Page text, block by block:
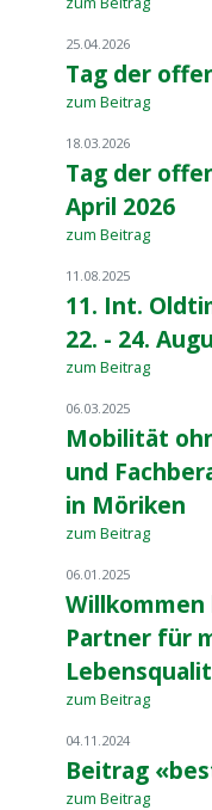
25.04.2026
Tag der
zum Beitrag
18.03.2026
Tag der
April 2026
zum Beitrag
11.08.2025
11. Int.
22. - 24.
zum Beitrag
06.03.2025
Mobilität
und
in Möriken
zum Beitrag
06.01.2025
Willkommen
Partner für
zum Beitrag
04.11.2024
Beitrag
zum Beitrag